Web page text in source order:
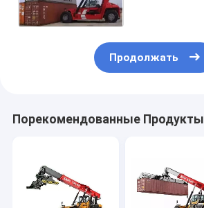
Продолжать
Порекомендованные Продукты